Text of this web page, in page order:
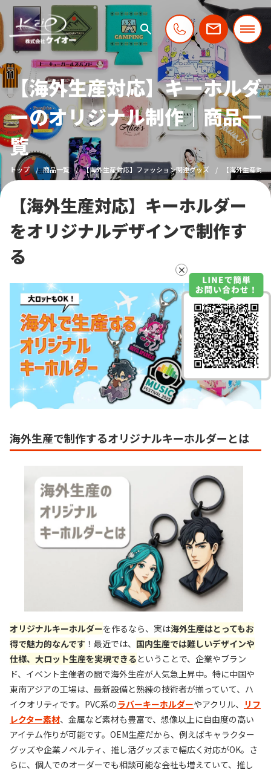
【海外生産対応】キーホルダ
ーのオリジナル制作｜商品一
覧
トップ 商品一覧 【海外生産対応】ファッション関連グッズ 【海外生産対
【海外生産対応】キーホルダー
をオリジナルデザインで制作す
る
海外生産で制作するオリジナルキーホルダーとは
オリジナルキーホルダーを作るなら、実は海外生産はとってもお
得で魅力的なんです ！最近では、 国内生産では難しいデザインや
仕様、大ロット生産を実現できるということで、企業やブラン
ド、イベント主催者の間で海外生産が人気急上昇中。特に中国や
東南アジアの工場は、最新設備と熟練の技術者が揃っていて、ハ
イクオリティです。PVC系のラバーキーホルダーやアクリル、 リフ
レクター素材、金属など素材も豊富で、想像以上に自由度の高い
アイテム作りが可能です。OEM生産だから、例えばキャラクター
グッズや企業ノベルティ、推し活グッズまで幅広く対応がOK。さ
らに、個人でのオーダーでも相談可能な会社も増えていて、推し